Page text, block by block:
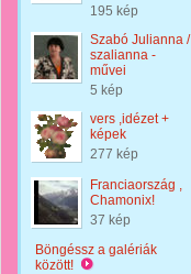
195 kép
Szabó Julianna /
szalianna -
művei
5 kép
vers ,idézet +
képek
277 kép
Franciaország ,
Chamonix!
37 kép
Böngéssz a galériák
között!